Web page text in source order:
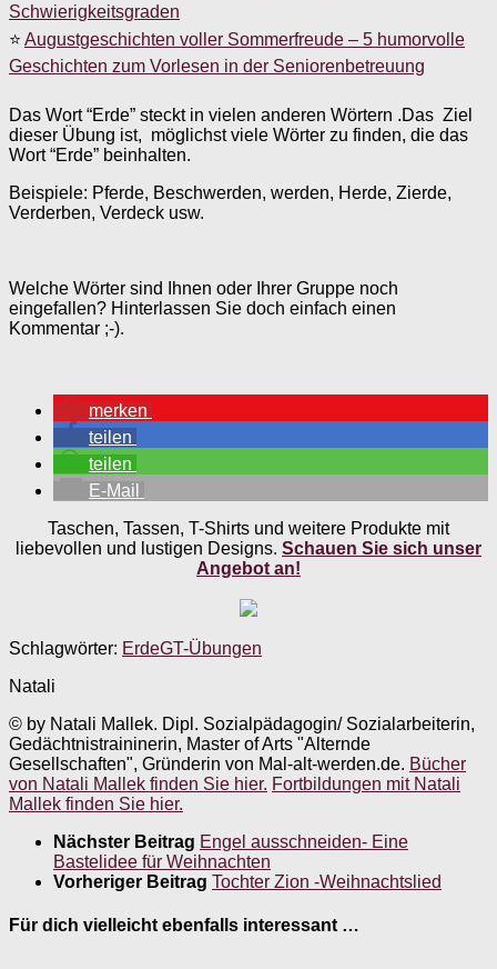
Schwierigkeitsgraden
⭐ Augustgeschichten voller Sommerfreude – 5 humorvolle
Geschichten zum Vorlesen in der Seniorenbetreuung
Das Wort “Erde” steckt in vielen anderen Wörtern .Das Ziel
dieser Übung ist, möglichst viele Wörter zu finden, die das
Wort “Erde” beinhalten.
Beispiele: Pferde, Beschwerden, werden, Herde, Zierde,
Verderben, Verdeck usw.
Welche Wörter sind Ihnen oder Ihrer Gruppe noch
eingefallen? Hinterlassen Sie doch einfach einen
Kommentar ;-).
merken
teilen
teilen
E-Mail
Taschen, Tassen, T-Shirts und weitere Produkte mit
liebevollen und lustigen Designs. Schauen Sie sich unser
Angebot an!
Schlagwörter: ErdeGT-Übungen
Natali
© by Natali Mallek. Dipl. Sozialpädagogin/ Sozialarbeiterin,
Gedächtnistraininerin, Master of Arts "Alternde
Gesellschaften", Gründerin von Mal-alt-werden.de. Bücher
von Natali Mallek finden Sie hier. Fortbildungen mit Natali
Mallek finden Sie hier.
Nächster Beitrag Engel ausschneiden- Eine
Bastelidee für Weihnachten
Vorheriger Beitrag Tochter Zion -Weihnachtslied
Für dich vielleicht ebenfalls interessant …